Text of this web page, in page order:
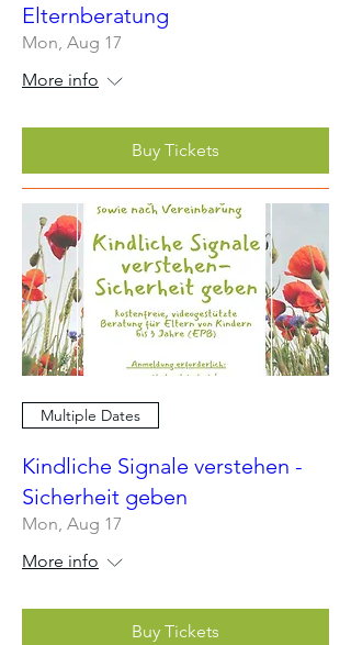
Elternberatung
Mon, Aug 17
More info
Buy Tickets
Multiple Dates
Kindliche Signale verstehen -
Sicherheit geben
Mon, Aug 17
More info
Buy Tickets